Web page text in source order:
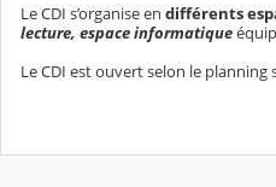
Le CDI s’organise en différents
lecture, espace informatique
Le CDI est ouvert selon le planning